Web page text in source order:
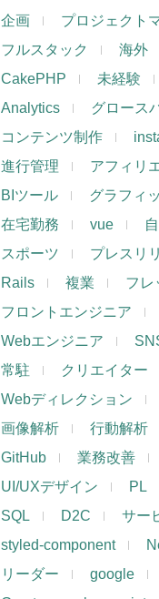
企画
プロジェクト
フルスタック
海外
CakePHP
未経験
Analytics
グロース
コンテンツ制作
進行管理
アフィリ
BIツール
グラフィ
在宅勤務
vue
スポーツ
プレスリ
Rails
複業 フレ
フロントエンジニア
Webエンジニア
常駐
クリエイター
Webディレクション
画像解析
行動解析
GitHub
業務改善
UI/UXデザイン
PL
SQL
D2C サー
styled-component
リーダー
google